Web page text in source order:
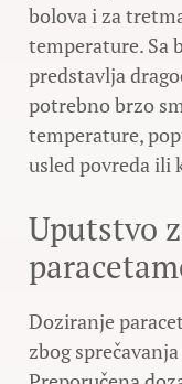
bolova i za
temperature. Sa
predstavlja
potrebno brzo
temperature,
usled povreda ili
Uputstvo
Doziranje
zbog